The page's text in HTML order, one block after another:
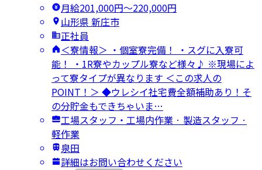
月給201,000円〜220,000円
山形県 新庄市
正社員
＜寮情報＞ ・個室寮完備！ ・スグに入寮可
能！ ・1R寮やカップル寮など様々♪ ※現場によ
って寮タイプが異なります ＜この求人の
POINT！＞ ◆ウレシイ社宅費全額補助あり！そ
の分貯金もできちゃいま…
工場スタッフ・工場内作業 · 製造スタッフ ·
軽作業
泉田
詳細はお問い合わせください